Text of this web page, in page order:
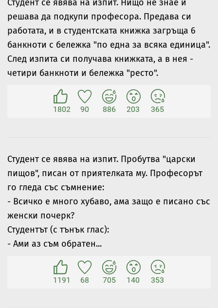
Студент се явява на изпит. Нищо не знае и
решава да подкупи професора. Предава си
работата, и в студентската книжка загръща 6
банкноти с бележка "по една за всяка единица".
След изпита си получава книжката, а в нея -
четири банкноти и бележка "ресто".
1802 90 886 203 365
Студент се явява на изпит. Пробутва "царски
пищов", писан от приятелката му. Професорът
го гледа със съмнение:
- Всичко е много хубаво, ама защо е писано със
женски почерк?
Студентът (с тънък глас):
- Ами аз съм обратен...
1191 68 705 140 353